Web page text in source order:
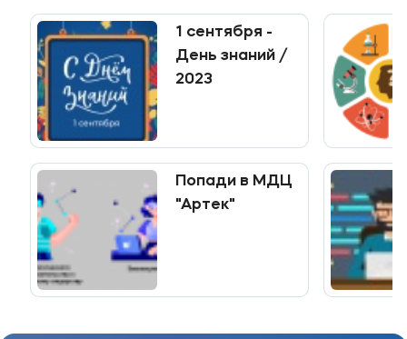
1 сентября -
День знаний /
2023
Попади в МДЦ
"Артек"